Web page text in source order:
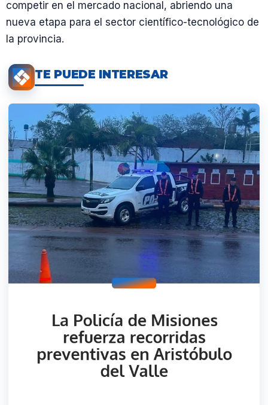
competir en el mercado nacional, abriendo una
nueva etapa para el sector científico-tecnológico de
la provincia.
TE PUEDE INTERESAR